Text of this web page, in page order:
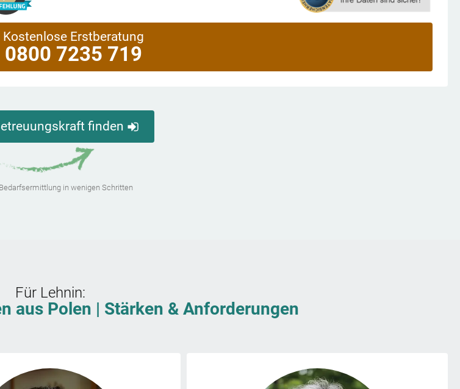
Kostenlose Erstberatung
0800 7235 719
finden
in wenigen Schritten
Für Lehnin:
aus Polen | Stärken & Anforderungen